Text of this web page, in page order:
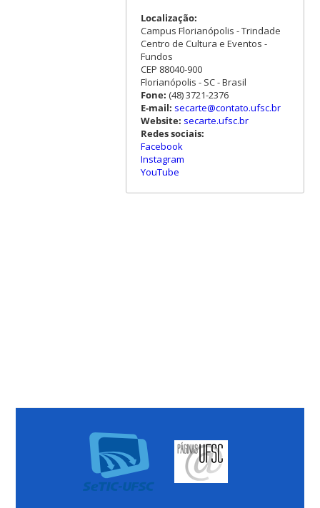
Localização:
Campus Florianópolis - Trindade
Centro de Cultura e Eventos -
Fundos
CEP 88040-900
Florianópolis - SC - Brasil
Fone: (48) 3721-2376
E-mail: secarte@contato.ufsc.br
Website: secarte.ufsc.br
Redes sociais:
Facebook
Instagram
YouTube